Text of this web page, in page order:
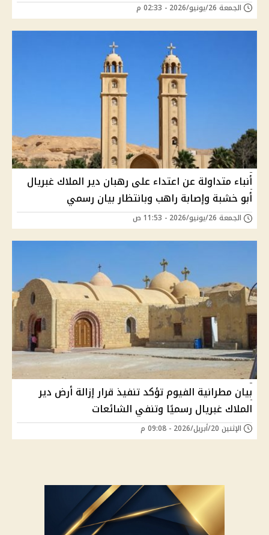
الجمعة 26/يونيو/2026 - 02:33 م
أنباء متداولة عن اعتداء على رهبان دير الملاك غبريال
أبو خشبة وإصابة راهب وبانتظار بيان رسمي
الجمعة 26/يونيو/2026 - 11:53 ص
بيان مطرانية الفيوم تؤكد تنفيذ قرار إزالة أرض دير
الملاك غبريال رسميًا وتنفي الشائعات
الإثنين 20/أبريل/2026 - 09:08 م